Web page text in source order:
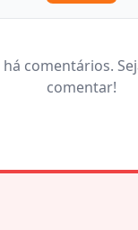
comentários.
comentar!